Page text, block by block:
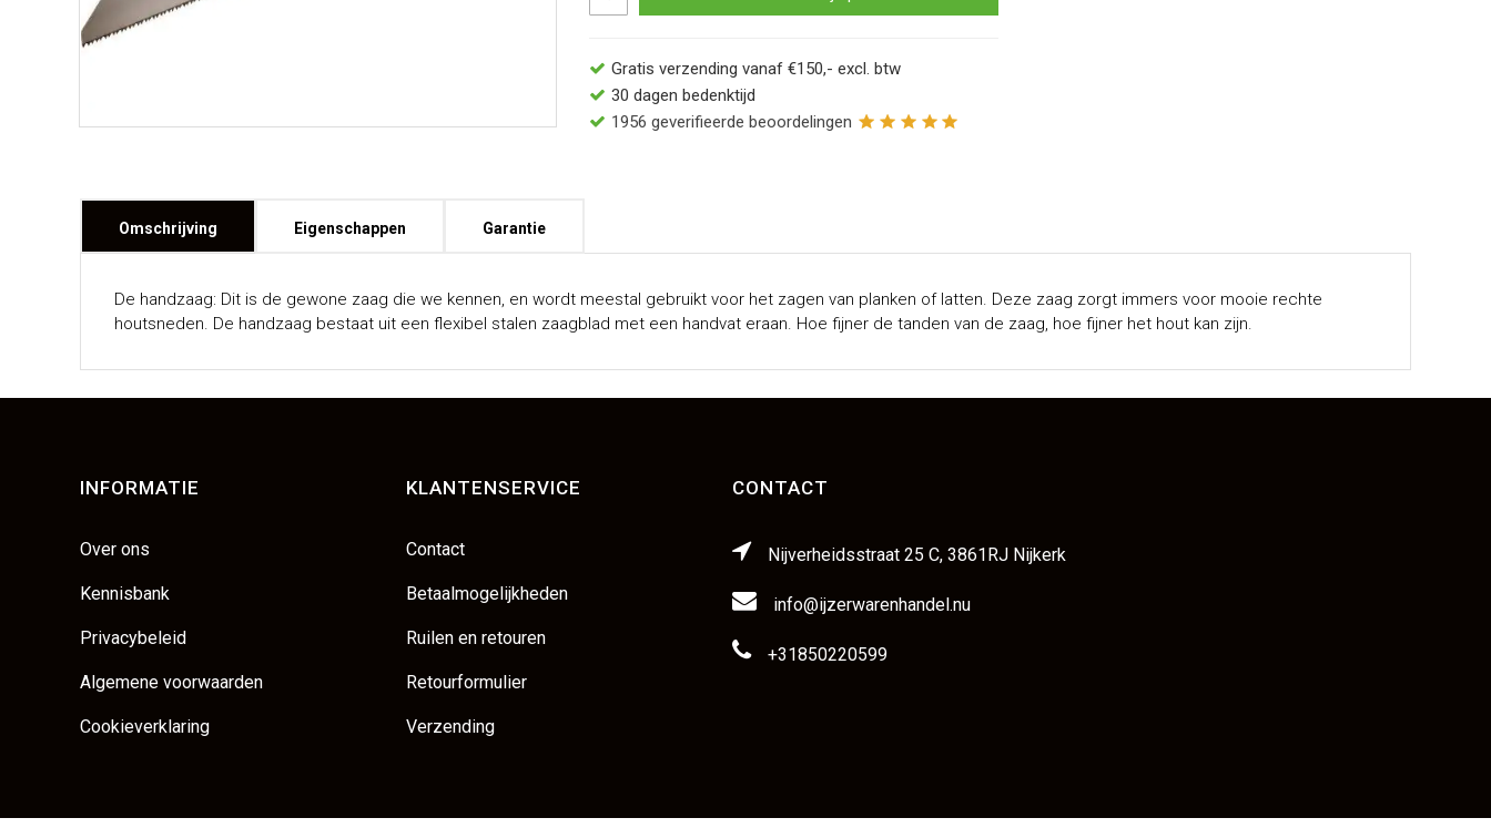
Gratis verzending vanaf €150,- excl. btw
30 dagen bedenktijd
1956 geverifieerde beoordelingen
Omschrijving
De handzaag: Dit is de gewone zaag die we kennen, en wordt meestal gebruikt voor het zagen van planken of latten. Deze zaag zorgt immers voor mooie rechte
houtsneden. De handzaag bestaat uit een flexibel stalen zaagblad met een handvat eraan. Hoe fijner de tanden van de zaag, hoe fijner het hout kan zijn.
Eigenschappen Garantie
INFORMATIE
Over ons
Kennisbank
Privacybeleid
Algemene voorwaarden
Cookieverklaring
KLANTENSERVICE
Contact
Betaalmogelijkheden
Ruilen en retouren
Retourformulier
Verzending
CONTACT
Nijverheidsstraat 25 C, 3861RJ Nijkerk
info@ijzerwarenhandel.nu
+31850220599